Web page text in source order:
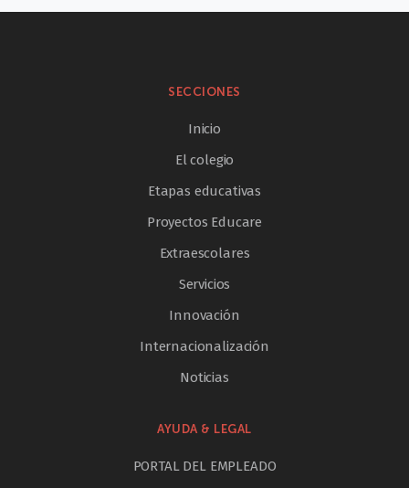
SECCIONES
Inicio
El colegio
Etapas educativas
Proyectos Educare
Extraescolares
Servicios
Innovación
Internacionalización
Noticias
AYUDA & LEGAL
PORTAL DEL EMPLEADO